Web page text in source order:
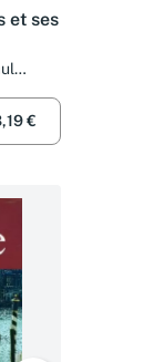
et ses
€